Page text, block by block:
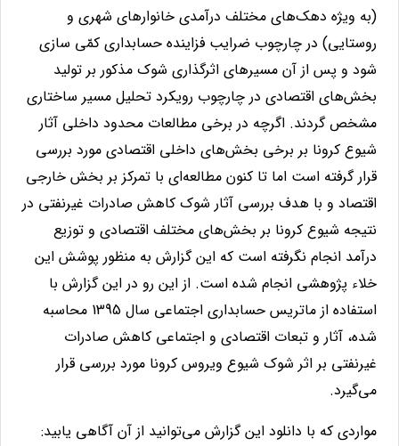
(به ویژه دهک‌های مختلف درآمدی خانوارهای شهری و
روستایی) در چارچوب ضرایب فزاینده حسابداری کمّی سازی
شود و پس از آن مسیرهای اثرگذاری شوک مذکور بر تولید
بخش‌های اقتصادی در چارچوب رویکرد تحلیل مسیر ساختاری
مشخص گردند. اگرچه در برخی مطالعات محدود داخلی آثار
شیوع کرونا بر برخی بخش‌های داخلی اقتصادی مورد بررسی
قرار گرفته است اما تا کنون مطالعه‌ای با تمرکز بر بخش خارجی
اقتصاد و با هدف بررسی آثار شوک کاهش صادرات غیرنفتی در
نتیجه شیوع کرونا بر بخش‌های مختلف اقتصادی و توزیع
درآمد انجام نگرفته است که این گزارش به منظور پوشش این
خلاء پژوهشی انجام شده است. از این رو در این گزارش با
استفاده از ماتریس حسابداری اجتماعی سال 1395 محاسبه
شده، آثار و تبعات اقتصادی و اجتماعی کاهش صادرات
غیرنفتی بر اثر شوک شیوع ویروس کرونا مورد بررسی قرار
می‌گیرد.
مواردی که با دانلود این گزارش می‌توانید از آن آگاهی یابید: